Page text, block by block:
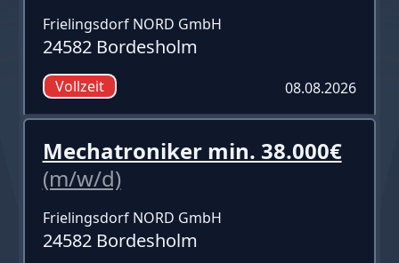
Frielingsdorf NORD GmbH
24582 Bordesholm
Vollzeit 08.08.2026
Mechatroniker min. 38.000€
(m/w/d)
Frielingsdorf NORD GmbH
24582 Bordesholm